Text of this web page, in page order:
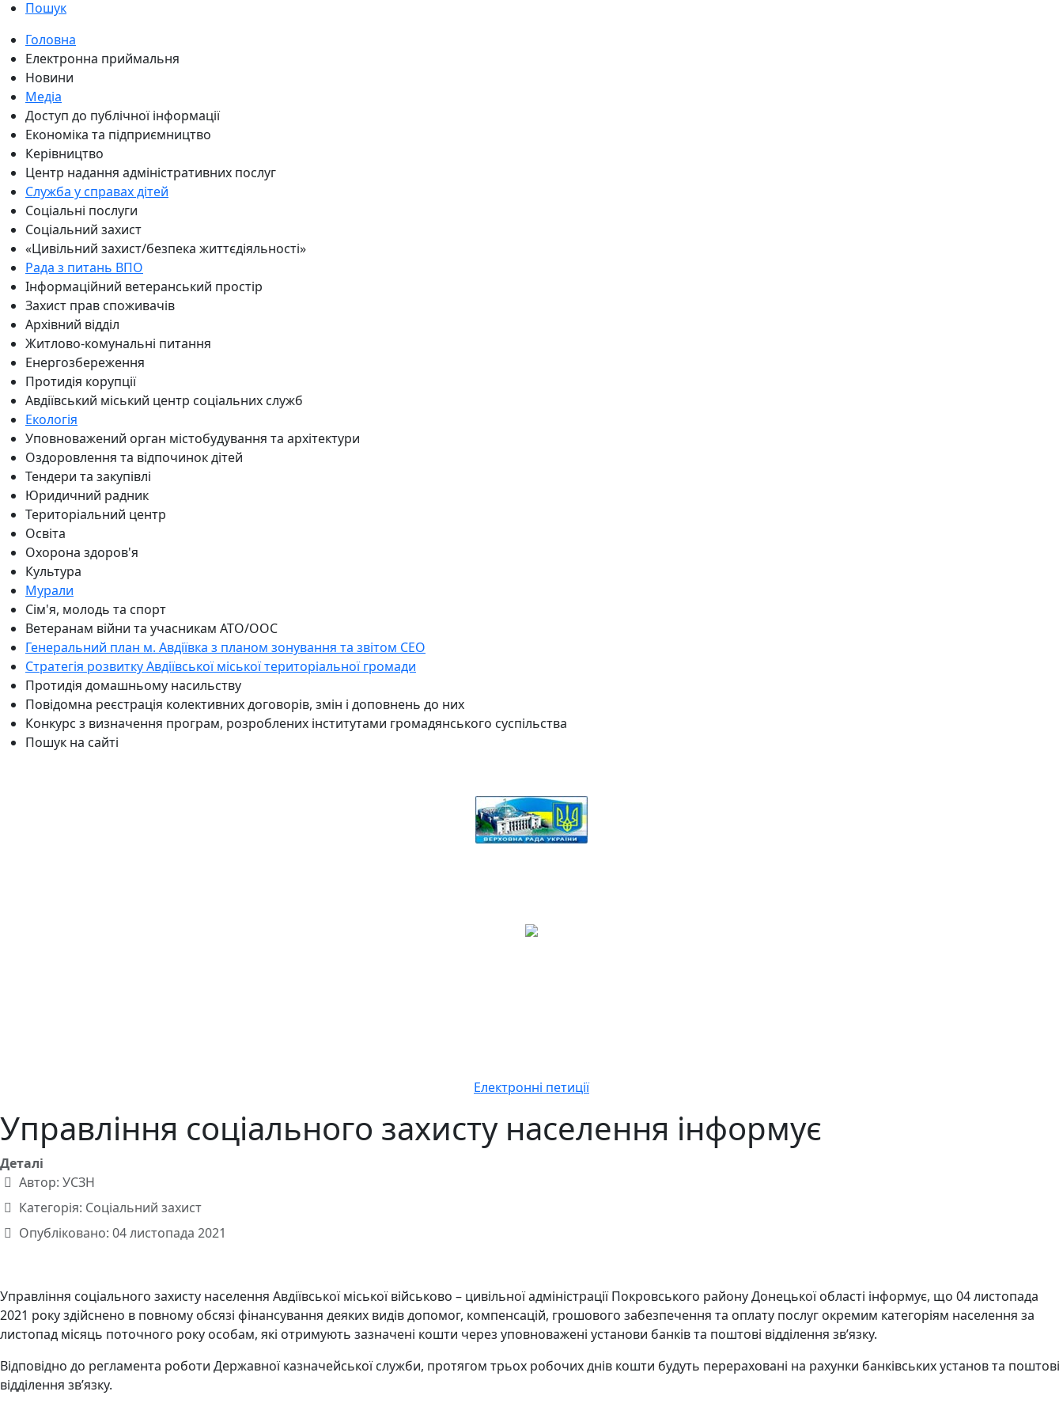
Пошук
Головна
Електронна приймальня
Новини
Медіа
Доступ до публічної інформації
Економіка та підприємництво
Керівництво
Центр надання адміністративних послуг
Служба у справах дітей
Соціальні послуги
Соціальний захист
«Цивільний захист/безпека життєдіяльності»
Рада з питань ВПО
Інформаційний ветеранський простір
Захист прав споживачів
Архівний відділ
Житлово-комунальні питання
Енергозбереження
Протидія корупції
Авдіївський міський центр соціальних служб
Екологія
Уповноважений орган містобудування та архітектури
Оздоровлення та відпочинок дітей
Тендери та закупівлі
Юридичний радник
Територіальний центр
Освіта
Охорона здоров'я
Культура
Мурали
Сім'я, молодь та спорт
Ветеранам війни та учасникам АТО/ООС
Генеральний план м. Авдіївка з планом зонування та звітом СЕО
Стратегія розвитку Авдіївської міської територіальної громади
Протидія домашньому насильству
Повідомна реєстрація колективних договорів, змін і доповнень до них
Конкурс з визначення програм, розроблених інститутами громадянського суспільства
Пошук на сайті
Електронні петиції
Управління соціального захисту населення інформує
Деталі
Автор: УСЗН
Категорія: Соціальний захист
Опубліковано: 04 листопада 2021
Управління соціального захисту населення Авдіївської міської військово – цивільної адміністрації Покровського району Донецької області інформує, що 04 листопада
2021 року здійснено в повному обсязі фінансування деяких видів допомог, компенсацій, грошового забезпечення та оплату послуг окремим категоріям населення за
листопад місяць поточного року особам, які отримують зазначені кошти через уповноважені установи банків та поштові відділення зв’язку.
Відповідно до регламента роботи Державної казначейської служби, протягом трьох робочих днів кошти будуть перераховані на рахунки банківських установ та поштові
відділення зв’язку.